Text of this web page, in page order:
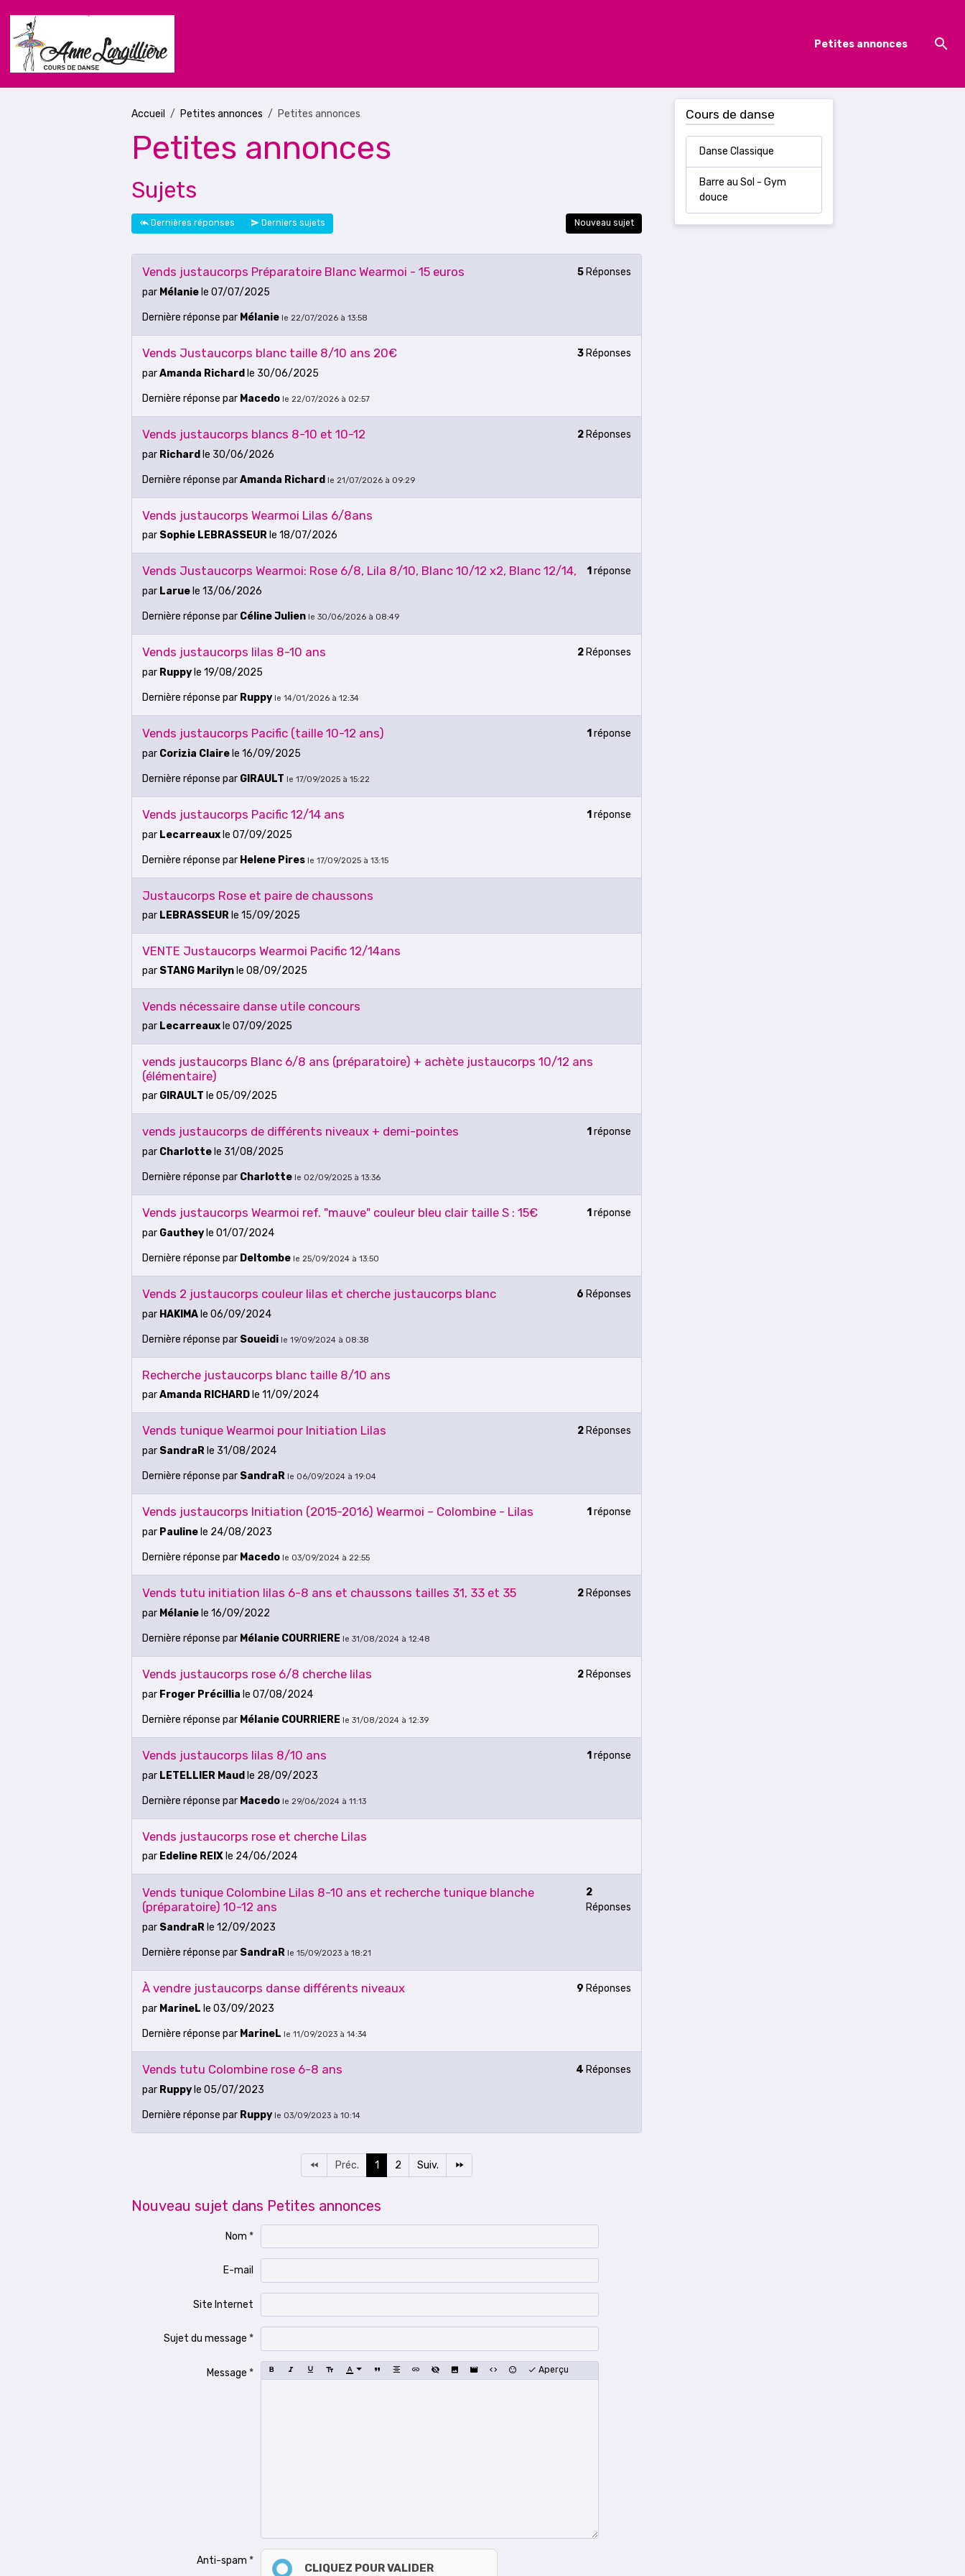
Petites annonces
Accueil Petites annonces Petites annonces
Petites annonces
Sujets
Dernières réponses Derniers sujets Nouveau sujet
Vends justaucorps Préparatoire Blanc Wearmoi - 15 euros 5 Réponses
par Mélanie le 07/07/2025
Dernière réponse par Mélanie le 22/07/2026 à 13:58
Vends Justaucorps blanc taille 8/10 ans 20€ 3 Réponses
parAmanda Richard le 30/06/2025
Dernière réponse par Macedo le 22/07/2026 à 02:57
Vends justaucorps blancs 8-10 et 10-12 2 Réponses
par Richard le 30/06/2026
Dernière réponse parAmanda Richard le 21/07/2026 à 09:29
Vends justaucorps Wearmoi Lilas 6/8ans
par Sophie LEBRASSEUR le 18/07/2026
Vends Justaucorps Wearmoi: Rose 6/8, Lila 8/10, Blanc 10/12 x2, Blanc 12/14, 1 réponse
par Larue le 13/06/2026
Dernière réponse par Céline Julien le 30/06/2026 à 08:49
Vends justaucorps lilas 8-10 ans 2 Réponses
par Ruppy le 19/08/2025
Dernière réponse par Ruppy le 14/01/2026 à 12:34
Vends justaucorps Pacific (taille 10-12 ans) 1 réponse
par Corizia Claire le 16/09/2025
Dernière réponse par GIRAULT le 17/09/2025 à 15:22
Vends justaucorps Pacific 12/14 ans 1 réponse
par Lecarreaux le 07/09/2025
Dernière réponse par Helene Pires le 17/09/2025 à 13:15
Justaucorps Rose et paire de chaussons
par LEBRASSEUR le 15/09/2025
VENTE Justaucorps Wearmoi Pacific 12/14ans
par STANG Marilyn le 08/09/2025
Vends nécessaire danse utile concours
par Lecarreaux le 07/09/2025
vends justaucorps Blanc 6/8 ans (préparatoire) + achète justaucorps 10/12 ans
(élémentaire)
par GIRAULT le 05/09/2025
vends justaucorps de différents niveaux + demi-pointes 1 réponse
par Charlotte le 31/08/2025
Dernière réponse par Charlotte le 02/09/2025 à 13:36
Vends justaucorps Wearmoi ref. "mauve" couleur bleu clair taille S : 15€ 1 réponse
par Gauthey le 01/07/2024
Dernière réponse par Deltombe le 25/09/2024 à 13:50
Vends 2 justaucorps couleur lilas et cherche justaucorps blanc 6 Réponses
par HAKIMA le 06/09/2024
Dernière réponse par Soueidi le 19/09/2024 à 08:38
Recherche justaucorps blanc taille 8/10 ans
parAmanda RICHARD le 11/09/2024
Vends tunique Wearmoi pour Initiation Lilas 2 Réponses
par SandraR le 31/08/2024
Dernière réponse par SandraR le 06/09/2024 à 19:04
Vends justaucorps Initiation (2015-2016) Wearmoi – Colombine - Lilas 1 réponse
par Pauline le 24/08/2023
Dernière réponse par Macedo le 03/09/2024 à 22:55
Vends tutu initiation lilas 6-8 ans et chaussons tailles 31, 33 et 35 2 Réponses
par Mélanie le 16/09/2022
Dernière réponse par Mélanie COURRIERE le 31/08/2024 à 12:48
Vends justaucorps rose 6/8 cherche lilas 2 Réponses
par Froger Précillia le 07/08/2024
Dernière réponse par Mélanie COURRIERE le 31/08/2024 à 12:39
Vends justaucorps lilas 8/10 ans 1 réponse
par LETELLIER Maud le 28/09/2023
Dernière réponse par Macedo le 29/06/2024 à 11:13
Vends justaucorps rose et cherche Lilas
par Edeline REIX le 24/06/2024
Vends tunique Colombine Lilas 8-10 ans et recherche tunique blanche
(préparatoire) 10-12 ans
2
Réponses
par SandraR le 12/09/2023
Dernière réponse par SandraR le 15/09/2023 à 18:21
À vendre justaucorps danse différents niveaux 9 Réponses
par MarineL le 03/09/2023
Dernière réponse par MarineL le 11/09/2023 à 14:34
Vends tutu Colombine rose 6-8 ans 4 Réponses
par Ruppy le 05/07/2023
Dernière réponse par Ruppy le 03/09/2023 à 10:14
Préc. 1 2 Suiv.
Nouveau sujet dans Petites annonces
Nom
E-mail
Site Internet
Sujet du message
Message Aperçu
Anti-spam
CLIQUEZ POUR VALIDER
Cours de danse
Danse Classique
Barre au Sol - Gym
douce